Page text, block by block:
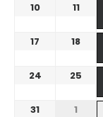
10
11
17 18
24 25
31 1